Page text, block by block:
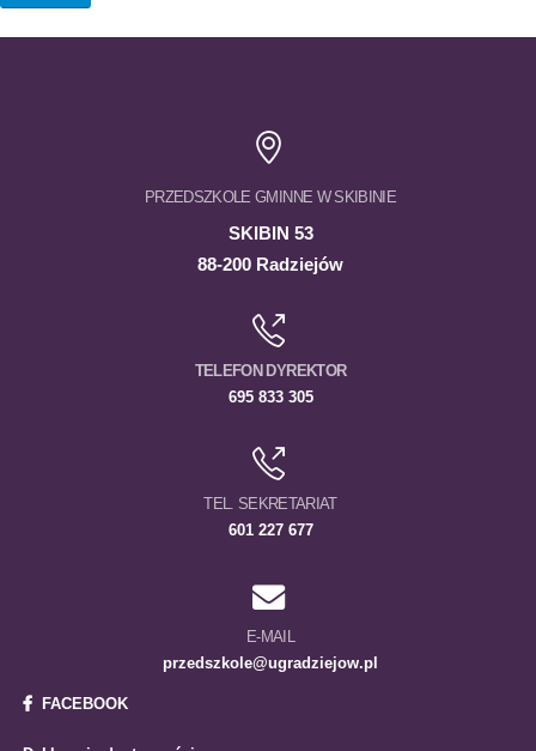
PRZEDSZKOLE GMINNE W SKIBINIE
SKIBIN 53
88-200 Radziejów
TELEFON DYREKTOR
695 833 305
TEL. SEKRETARIAT
601 227 677
E-MAIL
przedszkole@ugradziejow.pl
FACEBOOK